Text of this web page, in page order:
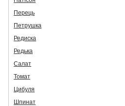
Перець
Петрушка
Редиска
Редька
Салат
Томат
Цибуля
Шпинат